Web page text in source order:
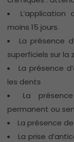
moins 15 jours.
La présence
superficiels sur la
La présence
les dents
La
permanent ou
La présence
La prise